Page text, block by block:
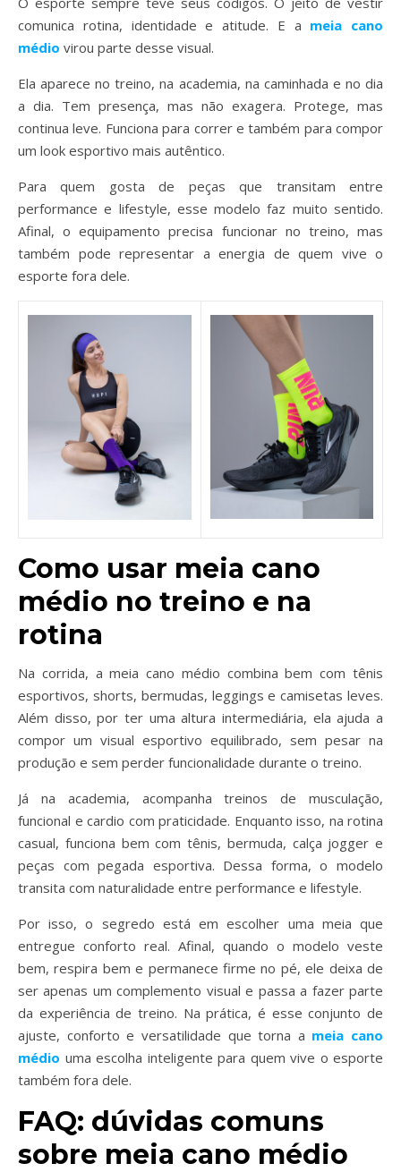
comunica rotina, identidade e atitude. E a meia cano
médio virou parte desse visual.
Ela aparece no treino, na academia, na caminhada e no dia
a dia. Tem presença, mas não exagera. Protege, mas
continua leve. Funciona para correr e também para compor
um look esportivo mais autêntico.
Para quem gosta de peças que transitam entre
performance e lifestyle, esse modelo faz muito sentido.
Afinal, o equipamento precisa funcionar no treino, mas
também pode representar a energia de quem vive o
esporte fora dele.
Como usar meia cano
médio no treino e na
rotina
Na corrida, a meia cano médio combina bem com tênis
esportivos, shorts, bermudas, leggings e camisetas leves.
Além disso, por ter uma altura intermediária, ela ajuda a
compor um visual esportivo equilibrado, sem pesar na
produção e sem perder funcionalidade durante o treino.
Já na academia, acompanha treinos de musculação,
funcional e cardio com praticidade. Enquanto isso, na rotina
casual, funciona bem com tênis, bermuda, calça jogger e
peças com pegada esportiva. Dessa forma, o modelo
transita com naturalidade entre performance e lifestyle.
Por isso, o segredo está em escolher uma meia que
entregue conforto real. Afinal, quando o modelo veste
bem, respira bem e permanece firme no pé, ele deixa de
ser apenas um complemento visual e passa a fazer parte
da experiência de treino. Na prática, é esse conjunto de
ajuste, conforto e versatilidade que torna a meia cano
médio uma escolha inteligente para quem vive o esporte
também fora dele.
FAQ: dúvidas comuns
sobre meia cano médio